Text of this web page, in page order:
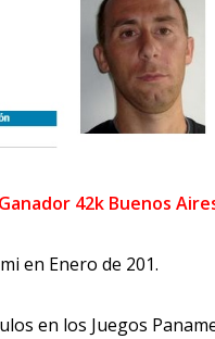
42k Buenos
en Enero de 201.
en los Juegos